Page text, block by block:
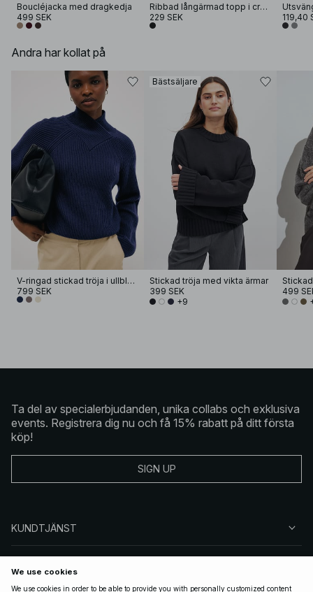
Boucléjacka med dragkedja
499 SEK
Ribbad långärmad topp i croppad modell
229 SEK
119,40
Andra har kollat på
V-ringad stickad tröja i ullblandning
799 SEK
Bästsäljare
Stickad tröja med vikta ärmar
399 SEK
+9
499
Ta del av specialerbjudanden, unika collabs och exklusiva
events. Registrera dig nu och få 15% rabatt på ditt första
köp!
SIGN UP
KUNDTJÄNST